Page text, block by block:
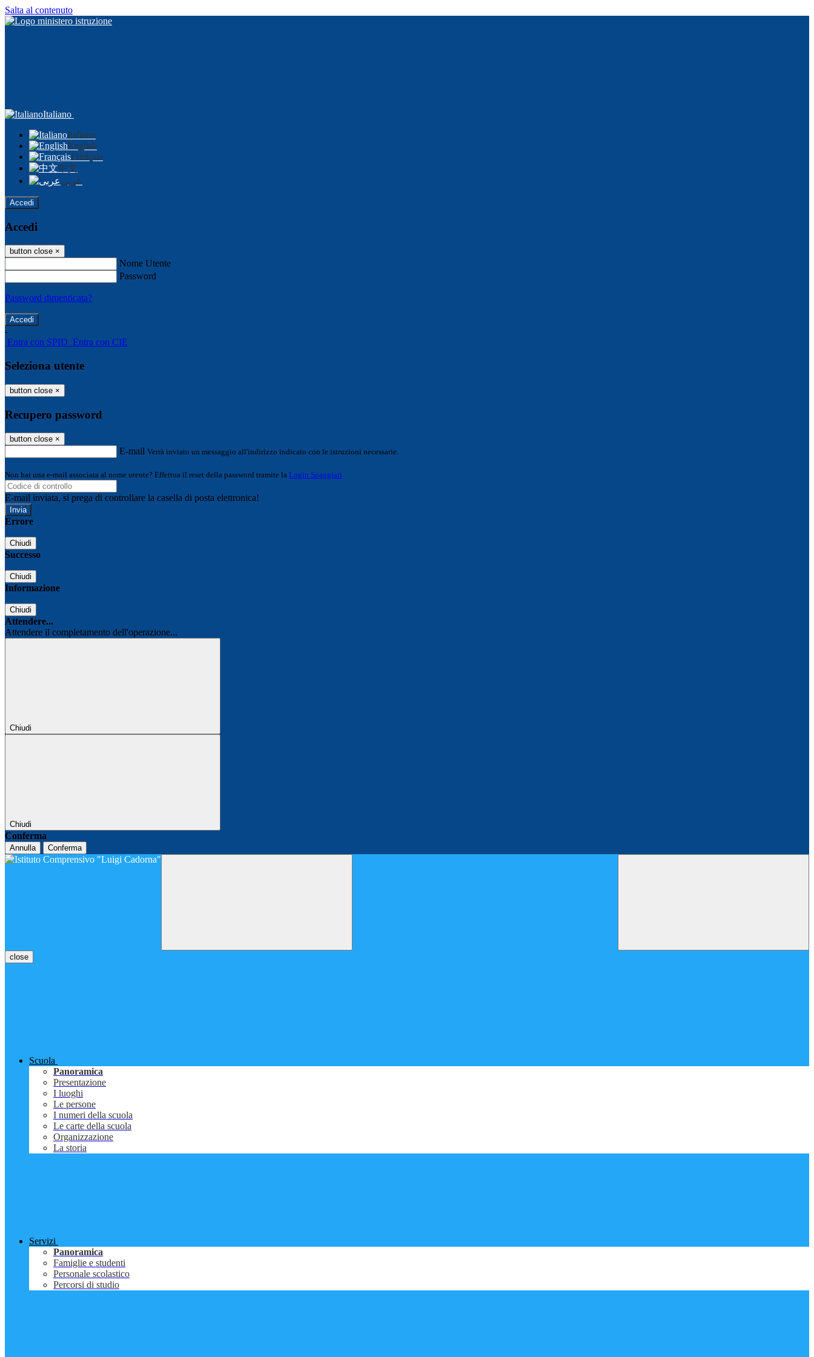
Salta al contenuto
Italiano
Italiano
English
Français
中文
عربى
Accedi
Accedi
button close ×
Nome Utente
Password
Password dimenticata?
-
Entra con SPID Entra con CIE
Seleziona utente
button close ×
Recupero password
button close ×
E-mail Verrà inviato un messaggio all'indirizzo indicato con le istruzioni necessarie.
Non hai una e-mail associata al nome utente? Effettua il reset della password tramite la Login Spaggiari
E-mail inviata, si prega di controllare la casella di posta elettronica!
Errore
Chiudi
Successo
Chiudi
Informazione
Chiudi
Attendere...
Attendere il completamento dell'operazione...
Chiudi
Chiudi
Conferma
Annulla Conferma
close
Scuola
Panoramica
Presentazione
I luoghi
Le persone
I numeri della scuola
Le carte della scuola
Organizzazione
La storia
Servizi
Panoramica
Famiglie e studenti
Personale scolastico
Percorsi di studio